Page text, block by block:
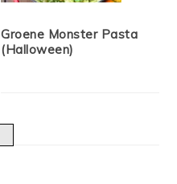
Groene Monster Pasta
(Halloween)